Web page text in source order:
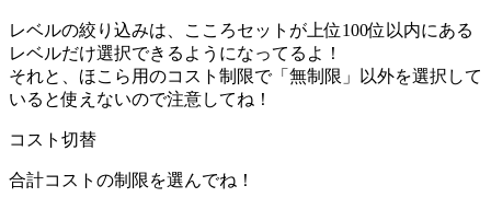
レベルの絞り込みは、こころセットが上位100位以内にある
レベルだけ選択できるようになってるよ！
それと、ほこら用のコスト制限で「無制限」以外を選択して
いると使えないので注意してね！
コスト切替
合計コストの制限を選んでね！